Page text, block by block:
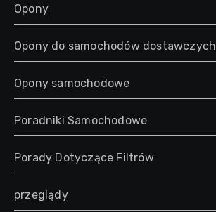
Opony
Opony do samochodów dostawczych
Opony samochodowe
Poradniki Samochodowe
Porady Dotyczące Filtrów
przeglądy